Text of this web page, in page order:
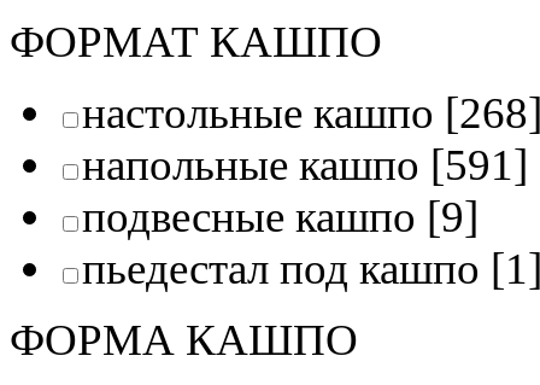
ФОРМАТ КАШПО
настольные кашпо
напольные кашпо [591]
подвесные кашпо [9]
пьедестал под кашпо
ФОРМА КАШПО